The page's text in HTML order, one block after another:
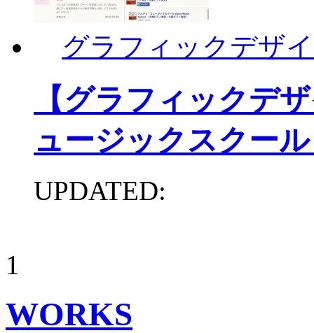
グラフィックデザ
【グラフィックデ
ュージックスクー
UPDATED:
1
WORKS